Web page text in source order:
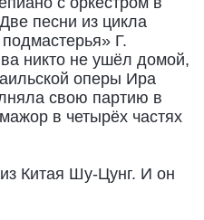
песни из цикла
Г.
никто не ушёл домой,
оперы Ира
свою партию в
в четырёх частях
Китая Шу-Цунг. И он